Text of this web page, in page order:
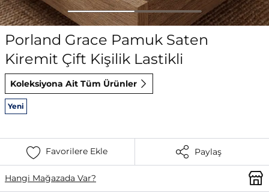
Porland Grace Pamuk Saten
Kiremit Çift Kişilik Lastikli
Koleksiyona Ait Tüm Ürünler
Yeni
Favorilere Ekle Paylaş
Hangi Mağazada Var?